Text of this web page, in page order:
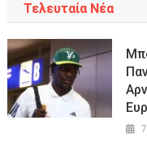
Τελευταία Νέα